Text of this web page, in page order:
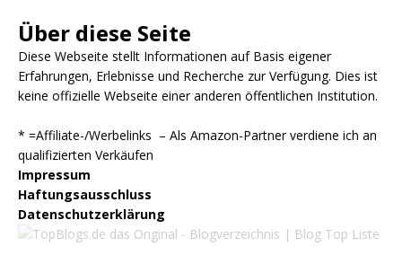
Über diese Seite
Diese Webseite stellt Informationen auf Basis eigener
Erfahrungen, Erlebnisse und Recherche zur Verfügung. Dies ist
keine offizielle Webseite einer anderen öffentlichen Institution.
* =Affiliate-/Werbelinks – Als Amazon-Partner verdiene ich an
qualifizierten Verkäufen
Impressum
Haftungsausschluss
Datenschutzerklärung